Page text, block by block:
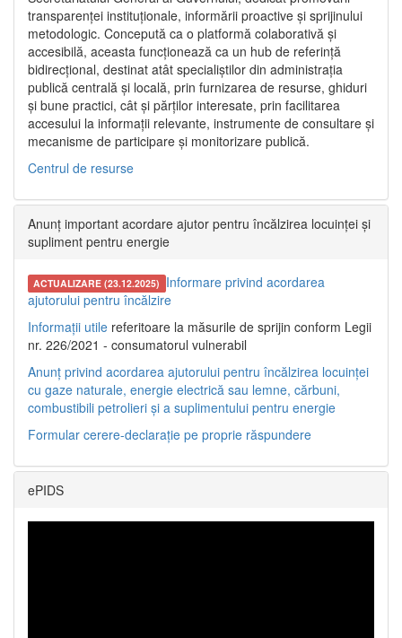
transparenței instituționale, informării proactive și sprijinului
metodologic. Concepută ca o platformă colaborativă și
accesibilă, aceasta funcționează ca un hub de referință
bidirecțional, destinat atât specialiștilor din administrația
publică centrală și locală, prin furnizarea de resurse, ghiduri
și bune practici, cât și părților interesate, prin facilitarea
accesului la informații relevante, instrumente de consultare și
mecanisme de participare și monitorizare publică.
Centrul de resurse
Anunț important acordare ajutor pentru încălzirea locuinței și
supliment pentru energie
ACTUALIZARE (23.12.2025) Informare privind acordarea
ajutorului pentru încălzire
Informații utile referitoare la măsurile de sprijin conform Legii
nr. 226/2021 - consumatorul vulnerabil
Anunț privind acordarea ajutorului pentru încălzirea locuinței
cu gaze naturale, energie electrică sau lemne, cărbuni,
combustibili petrolieri și a suplimentului pentru energie
Formular cerere-declarație pe proprie răspundere
ePIDS